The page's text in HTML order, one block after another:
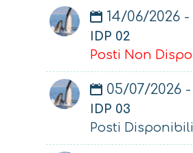
14/06/2026
IDP 02
Posti Non
05/07/2026 -
IDP 03
Posti Disponibili